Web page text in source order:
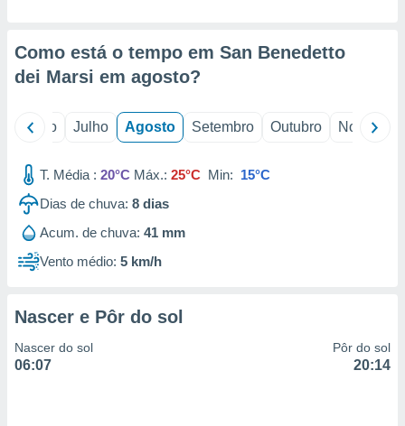
1199
Como está o tempo em San Benedetto
dei Marsi em agosto?
Junho Julho Agosto Setembro Outubro Novembro
T. Média : 20°C Máx.: 25°C Min: 15°C
Dias de chuva: 8 dias
Acum. de chuva: 41 mm
Vento médio: 5 km/h
Nascer e Pôr do sol
Nascer do sol
06:07
Pôr do sol
20:14